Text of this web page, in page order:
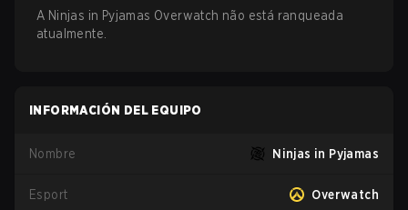
A Ninjas in Pyjamas Overwatch não está ranqueada
atualmente.
INFORMACIÓN DEL EQUIPO
Nombre Ninjas in Pyjamas
Esport Overwatch